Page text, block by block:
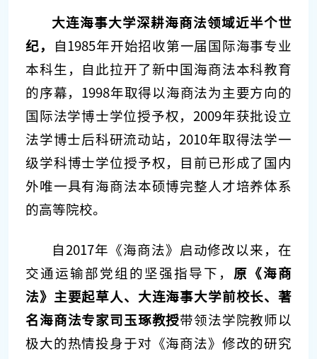
大连海事大学深耕海商法领域近半个世
纪，
自1985年开始招收第一届国际海事专业
本科生，自此拉开了新中国海商法本科教育
的序幕，1998年取得以海商法为主要方向的
国际法学博士学位授予权，2009年获批设立
法学博士后科研流动站，2010年取得法学一
级学科博士学位授予权，目前已形成了国内
外唯一具有海商法本硕博完整人才培养体系
的高等院校。
自2017年《海商法》启动修改以来，在
交通运输部党组的坚强指导下， 原《海商
法》主要起草人、大连海事大学前校长、著
名海商法专家司玉琢教授带领法学院教师以
极大的热情投身于对《海商法》修改的研究